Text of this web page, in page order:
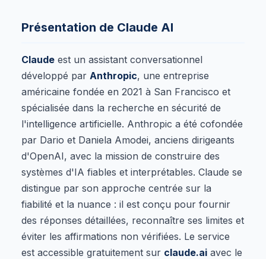
Présentation de Claude AI
Claude est un assistant conversationnel
développé par Anthropic, une entreprise
américaine fondée en 2021 à San Francisco et
spécialisée dans la recherche en sécurité de
l'intelligence artificielle. Anthropic a été cofondée
par Dario et Daniela Amodei, anciens dirigeants
d'OpenAI, avec la mission de construire des
systèmes d'IA fiables et interprétables. Claude se
distingue par son approche centrée sur la
fiabilité et la nuance : il est conçu pour fournir
des réponses détaillées, reconnaître ses limites et
éviter les affirmations non vérifiées. Le service
est accessible gratuitement sur claude.ai avec le